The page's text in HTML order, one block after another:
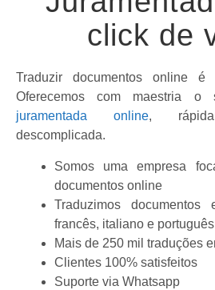
click de
Traduzir documentos online é
Oferecemos com maestria o
juramentada online,
descomplicada.
Somos uma empresa
documentos online
Traduzimos documentos
francês, italiano e português
Mais de 250 mil traduções
Clientes 100% satisfeitos
Suporte via Whatsapp